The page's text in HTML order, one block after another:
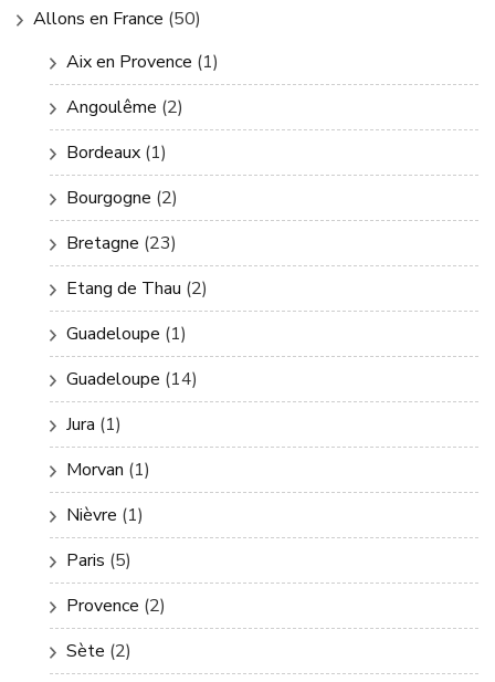
Allons en France (50)
Aix en Provence (1)
Angoulême (2)
Bordeaux (1)
Bourgogne (2)
Bretagne (23)
Etang de Thau (2)
Guadeloupe (1)
Guadeloupe (14)
Jura (1)
Morvan (1)
Nièvre (1)
Paris (5)
Provence (2)
Sète (2)